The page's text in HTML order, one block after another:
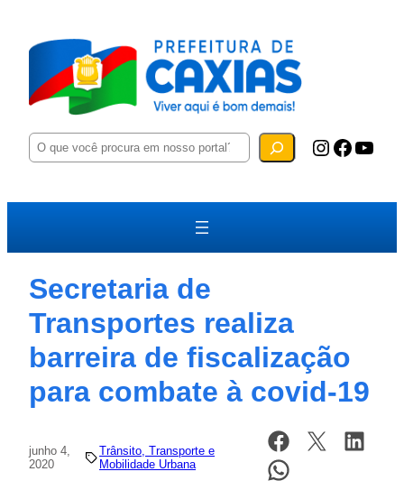
P
e
u
a
Instagram Facebook YouTube
Secretaria de
Transportes realiza
barreira de fiscalização
para combate à covid-19
junho 4,
2020
Trânsito, Transporte e
Mobilidade Urbana